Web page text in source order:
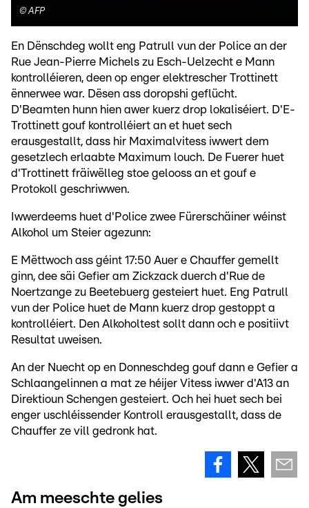
©AFP
En Dënschdeg wollt eng Patrull vun der Police an der
Rue Jean-Pierre Michels zu Esch-Uelzecht e Mann
kontrolléieren, deen op enger elektrescher Trottinett
ënnerwee war. Dësen ass doropshi geflücht.
D'Beamten hunn hien awer kuerz drop lokaliséiert. D'E-
Trottinett gouf kontrolléiert an et huet sech
erausgestallt, dass hir Maximalvitess iwwert dem
gesetzlech erlaabte Maximum louch. De Fuerer huet
d'Trottinett fräiwëlleg stoe gelooss an et gouf e
Protokoll geschriwwen.
Iwwerdeems huet d'Police zwee Fürerschäiner wéinst
Alkohol um Steier agezunn:
E Mëttwoch ass géint 17:50 Auer e Chauffer gemellt
ginn, dee säi Gefier am Zickzack duerch d'Rue de
Noertzange zu Beetebuerg gesteiert huet. Eng Patrull
vun der Police huet de Mann kuerz drop gestoppt a
kontrolléiert. Den Alkoholtest sollt dann och e positiivt
Resultat uweisen.
An der Nuecht op en Donneschdeg gouf dann e Gefier a
Schlaangelinnen a mat ze héijer Vitess iwwer d'A13 an
Direktioun Schengen gesteiert. Och hei huet sech bei
enger uschléissender Kontroll erausgestallt, dass de
Chauffer ze vill gedronk hat.
Am meeschte gelies